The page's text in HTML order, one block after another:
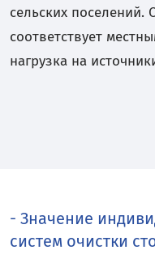
сельских
соответствует
нагрузка на
- Значение
систем очистки